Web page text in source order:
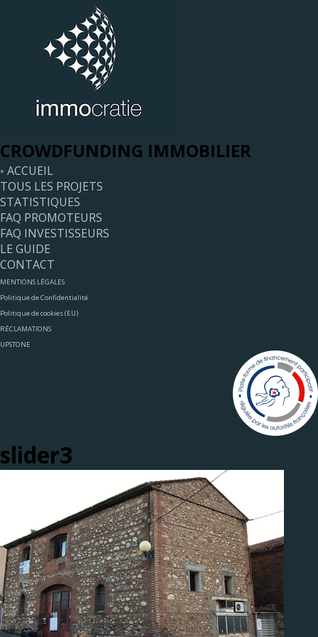
CROWDFUNDING IMMOBILIER
◦ ACCUEIL
TOUS LES PROJETS
STATISTIQUES
FAQ PROMOTEURS
FAQ INVESTISSEURS
LE GUIDE
CONTACT
MENTIONS LÉGALES
Politique de Confidentialité
Politique de cookies (EU)
RÉCLAMATIONS
UPSTONE
slider3